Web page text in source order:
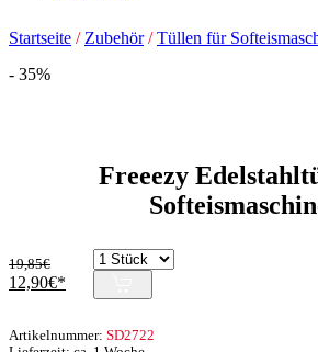
Startseite / Zubehör/Tüllen für
- 35%
Freeezy
19,85€
Ursprünglicher
19,85€
12,90€
Preis
12,90€.
Artikelnummer: SD2722